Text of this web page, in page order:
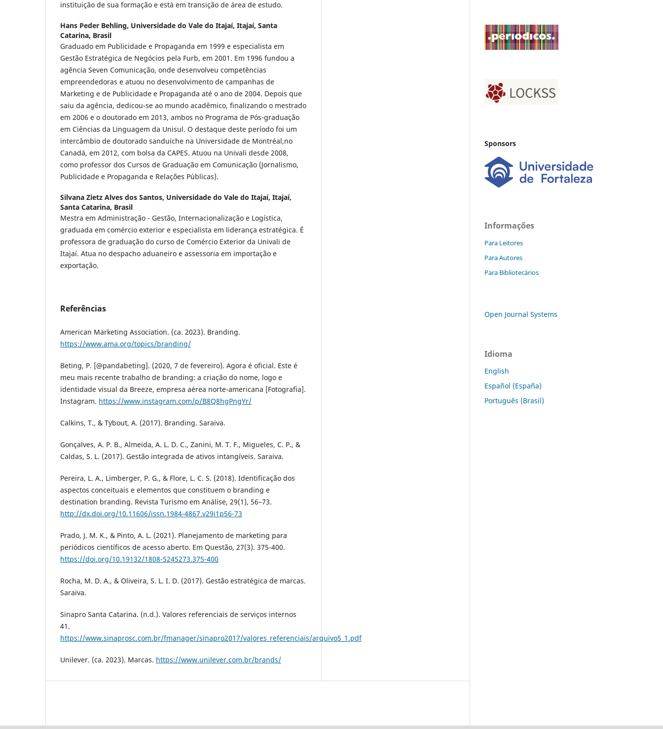
instituição de sua formação e está em transição de área de estudo.
Hans Peder Behling, Universidade do Vale do Itajaí, Itajaí, Santa
Catarina, Brasil
Graduado em Publicidade e Propaganda em 1999 e especialista em
Gestão Estratégica de Negócios pela Furb, em 2001. Em 1996 fundou a
agência Seven Comunicação, onde desenvolveu competências
empreendedoras e atuou no desenvolvimento de campanhas de
Marketing e de Publicidade e Propaganda até o ano de 2004. Depois que
saiu da agência, dedicou-se ao mundo acadêmico, finalizando o mestrado
em 2006 e o doutorado em 2013, ambos no Programa de Pós-graduação
em Ciências da Linguagem da Unisul. O destaque deste período foi um
intercâmbio de doutorado sanduíche na Universidade de Montréal,no
Canadá, em 2012, com bolsa da CAPES. Atuou na Univali desde 2008,
como professor dos Cursos de Graduação em Comunicação (Jornalismo,
Publicidade e Propaganda e Relações Públicas).
Silvana Zietz Alves dos Santos, Universidade do Vale do Itajaí, Itajaí,
Santa Catarina, Brasil
Mestra em Administração - Gestão, Internacionalização e Logística,
graduada em comércio exterior e especialista em liderança estratégica. É
professora de graduação do curso de Comércio Exterior da Univali de
Itajaí. Atua no despacho aduaneiro e assessoria em importação e
exportação.
Referências
American Marketing Association. (ca. 2023). Branding.
https://www.ama.org/topics/branding/
Beting, P. [@pandabeting]. (2020, 7 de fevereiro). Agora é oficial. Este é
meu mais recente trabalho de branding: a criação do nome, logo e
identidade visual da Breeze, empresa aérea norte-americana [Fotografia].
Instagram. https://www.instagram.com/p/B8Q8hgPngYr/
Calkins, T., & Tybout, A. (2017). Branding. Saraiva.
Gonçalves, A. P. B., Almeida, A. L. D. C., Zanini, M. T. F., Migueles, C. P., &
Caldas, S. L. (2017). Gestão integrada de ativos intangíveis. Saraiva.
Pereira, L. A., Limberger, P. G., & Flore, L. C. S. (2018). Identificação dos
aspectos conceituais e elementos que constituem o branding e
destination branding. Revista Turismo em Análise, 29(1), 56–73.
http://dx.doi.org/10.11606/issn.1984-4867.v29i1p56-73
Prado, J. M. K., & Pinto, A. L. (2021). Planejamento de marketing para
periódicos científicos de acesso aberto. Em Questão, 27(3). 375-400.
https://doi.org/10.19132/1808-5245273.375-400
Rocha, M. D. A., & Oliveira, S. L. I. D. (2017). Gestão estratégica de marcas.
Saraiva.
Sinapro Santa Catarina. (n.d.). Valores referenciais de serviços internos
41.
https://www.sinaprosc.com.br/fmanager/sinapro2017/valores_referenciais/arquivo5_1.pdf
Unilever. (ca. 2023). Marcas. https://www.unilever.com.br/brands/
Sponsors
Informações
Para Leitores
Para Autores
Para Bibliotecários
Open Journal Systems
Idioma
English
Español (España)
Português (Brasil)